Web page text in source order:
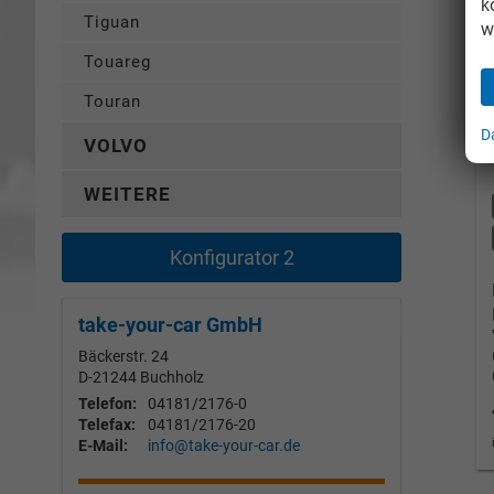
Tiguan
Touareg
Touran
VOLVO
WEITERE
Konfigurator 2
take-your-car GmbH
Bäckerstr. 24
D-21244 Buchholz
Telefon:
04181/2176-0
Telefax:
04181/2176-20
E-Mail:
info@take-your-car.de